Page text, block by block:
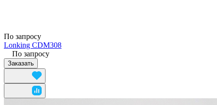
По запросу
Lonking CDM308
По запросу
Заказать